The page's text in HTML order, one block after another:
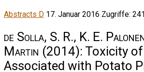
Abstracts D 17. Januar 2016 Zugriffe:
de Solla, S. R., K. E.
Martin (2014): Toxicity
Associated with Potato